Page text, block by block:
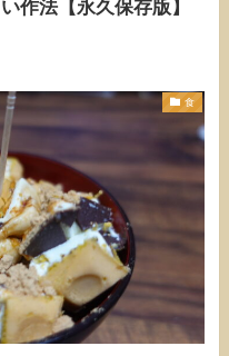
作法【永久保存版】
食